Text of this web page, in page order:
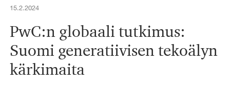
15.2.2024
PwC:n globaali tutkimus:
Suomi generatiivisen tekoälyn
kärkimaita